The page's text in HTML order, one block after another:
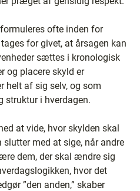
ofte inden for
for givet, at årsagen kan
sættes i kronologisk
og placere skyld er
helt af sig selv, og som
struktur i hverdagen.
at vide, hvor skylden skal
med at sige, når andre
dem, der skal ændre sig
hvor det
”den anden,” skaber